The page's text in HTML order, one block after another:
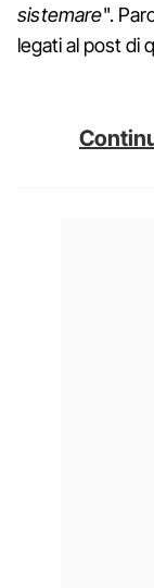
sistemare".
legati al post di